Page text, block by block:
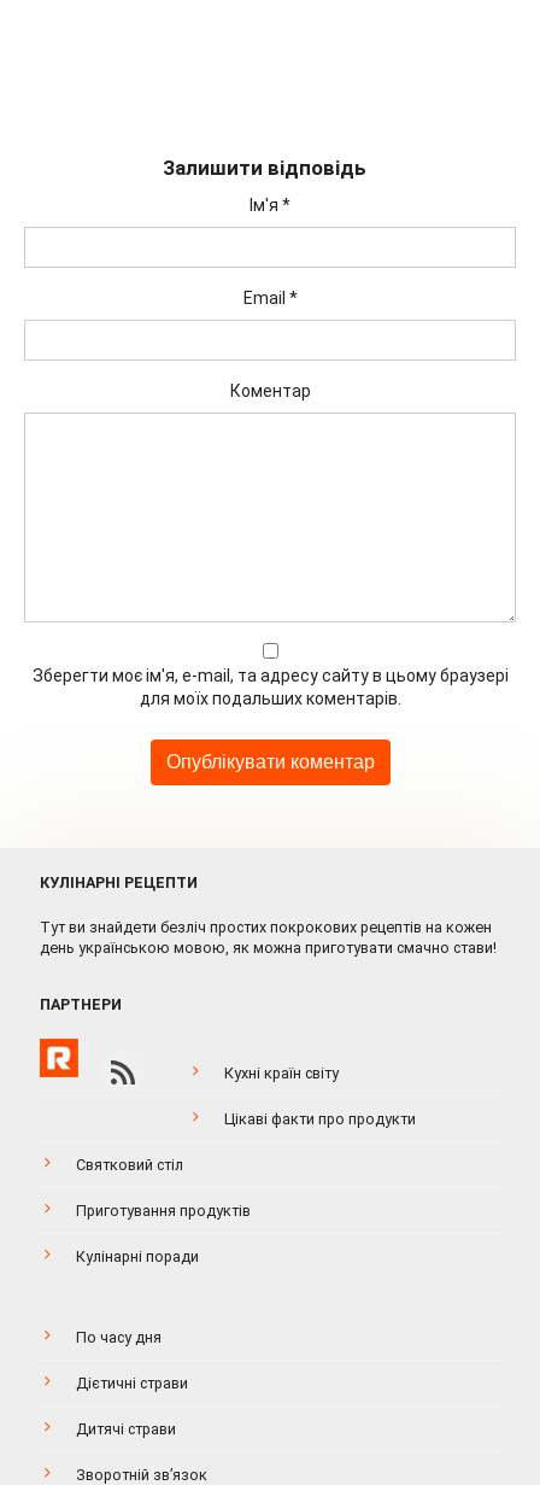
Залишити відповідь
Ім'я *
Email *
Коментар
Зберегти моє ім'я, e-mail, та адресу сайту в цьому браузері
для моїх подальших коментарів.
КУЛІНАРНІ РЕЦЕПТИ
Тут ви знайдети безліч простих покрокових рецептів на кожен
день українською мовою, як можна приготувати смачно стави!
ПАРТНЕРИ
Кухні країн світу
Цікаві факти про продукти
Святковий стіл
Приготування продуктів
Кулінарні поради
По часу дня
Дієтичні страви
Дитячі страви
Зворотній зв’язок